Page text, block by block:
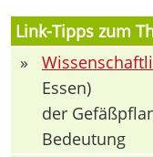
Link-Tipps zum
»
Essen)
der
Bedeutung